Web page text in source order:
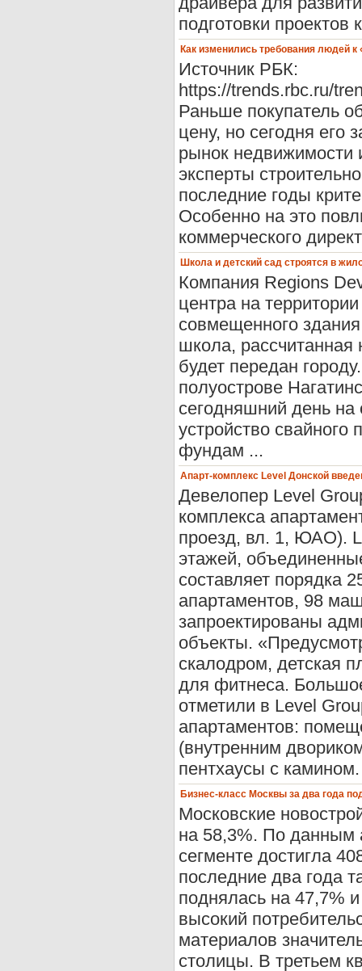
подготовки проектов
Как изменились требования людей
Источник РБК:
https://trends.rbc.ru/
Раньше покупатель
цену, но сегодня его
рынок недвижимости
эксперты
последние годы
Особенно на это
коммерческого
Школа и детский сад строятся в
Компания Regions
центра на
совмещенного
школа, рассчитанная
будет передан
полуострове
сегодняшний день
устройство
фундам ...
Апарт-комплекс Level Донской
Девелопер Level
комплекса
проезд, вл. 1, ЮАО).
этажей,
составляет порядка
апартаментов, 98
запроектированы
объекты.
скалодром, детская
для фитнеса.
отметили в Level
апартаментов:
(внутренним
пентхаусы с камином.
Бизнес-класс Москвы за два года
Московские
на 58,3%. По данным
сегменте достигла
последние два года
поднялась на 47,7%
высокий
материалов
столицы. В третьем